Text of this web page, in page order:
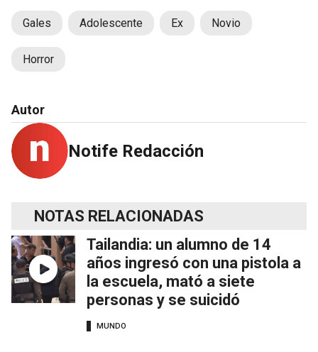
Gales Adolescente Ex Novio
Horror
Autor
Notife Redacción
NOTAS RELACIONADAS
Tailandia: un alumno de 14
años ingresó con una pistola a
la escuela, mató a siete
personas y se suicidó
MUNDO